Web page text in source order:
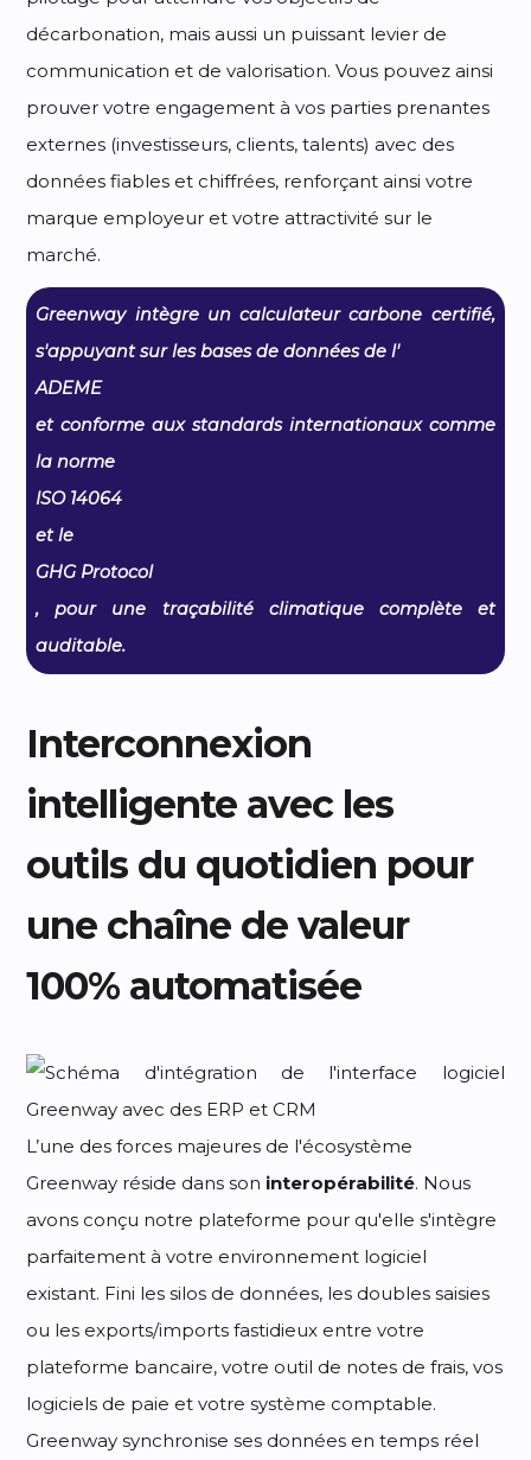
décarbonation, mais aussi un puissant levier de
communication et de valorisation. Vous pouvez ainsi
prouver votre engagement à vos parties prenantes
externes (investisseurs, clients, talents) avec des
données fiables et chiffrées, renforçant ainsi votre
marque employeur et votre attractivité sur le
marché.
Greenway intègre un calculateur carbone certifié,
s'appuyant sur les bases de données de l'
ADEME
et conforme aux standards internationaux comme
la norme
ISO 14064
et le
GHG Protocol
, pour une traçabilité climatique complète et
auditable.
Interconnexion
intelligente avec les
outils du quotidien pour
une chaîne de valeur
100% automatisée
L’une des forces majeures de l'écosystème
Greenway réside dans son interopérabilité. Nous
avons conçu notre plateforme pour qu'elle s'intègre
parfaitement à votre environnement logiciel
existant. Fini les silos de données, les doubles saisies
ou les exports/imports fastidieux entre votre
plateforme bancaire, votre outil de notes de frais, vos
logiciels de paie et votre système comptable.
Greenway synchronise ses données en temps réel